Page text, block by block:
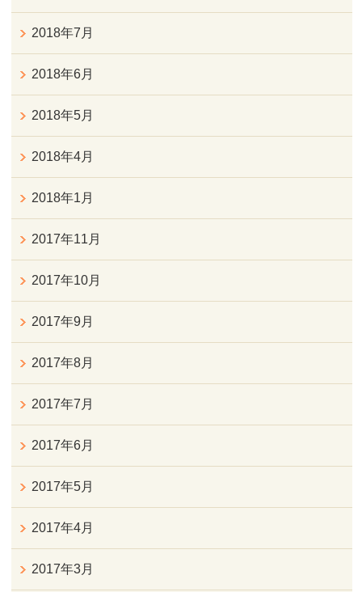
2018年7月
2018年6月
2018年5月
2018年4月
2018年1月
2017年11月
2017年10月
2017年9月
2017年8月
2017年7月
2017年6月
2017年5月
2017年4月
2017年3月